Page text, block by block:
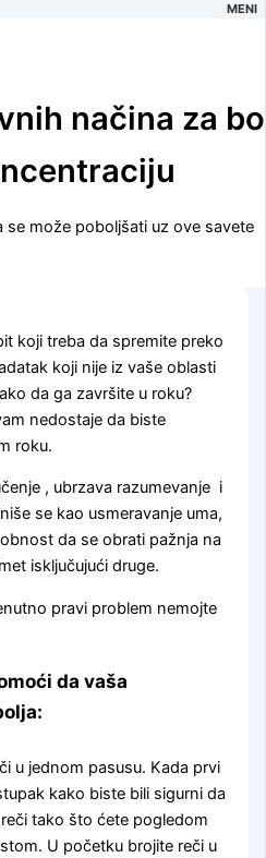
MENI
načina za
koji treba da spremite preko
koji nije iz vaše oblasti
da ga završite u roku?
nedostaje da biste
roku.
, ubrzava razumevanje i
se kao usmeravanje uma,
da se obrati pažnja na
isključujući druge.
pravi problem nemojte
da vaša
:
u jednom pasusu. Kada prvi
kako biste bili sigurni da
tako što ćete pogledom
U početku brojite reči u